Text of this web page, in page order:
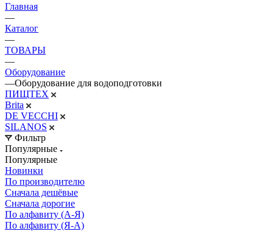
Главная
—
Каталог
—
ТОВАРЫ
—
Оборудование
—Оборудование для водоподготовки
ПИЩТЕХ
Brita
DE VECCHI
SILANOS
Фильтр
Популярные
Популярные
Новинки
По производителю
Сначала дешёвые
Сначала дорогие
По алфавиту (А-Я)
По алфавиту (Я-А)